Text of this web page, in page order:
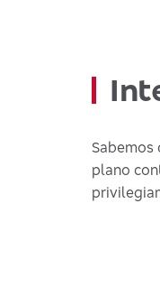
Sabemos
plano